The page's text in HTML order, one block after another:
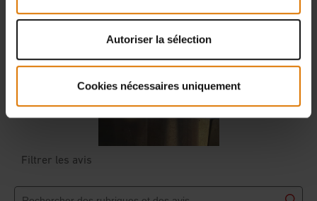
Autoriser la sélection
Cookies nécessaires uniquement